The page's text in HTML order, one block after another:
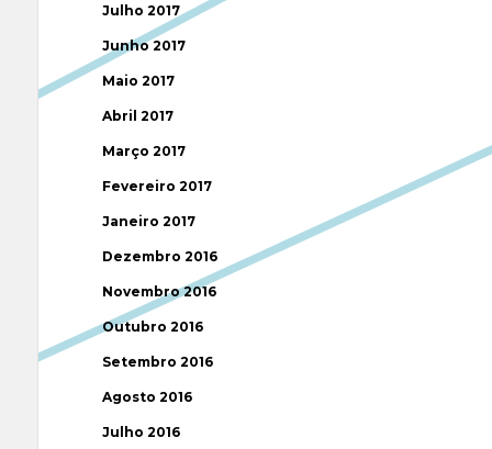
Julho 2017
Junho 2017
Maio 2017
Abril 2017
Março 2017
Fevereiro 2017
Janeiro 2017
Dezembro 2016
Novembro 2016
Outubro 2016
Setembro 2016
Agosto 2016
Julho 2016